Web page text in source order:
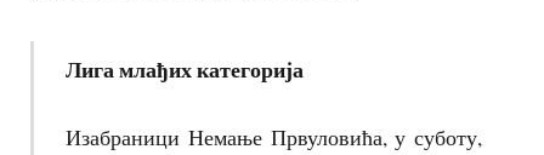
Лига млађих категорија
Изабраници Немање Првуловића, у суботу,